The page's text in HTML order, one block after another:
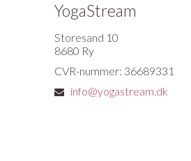
YogaStream
Storesand 10
8680 Ry
CVR-nummer: 36689331
info@yogastream.dk